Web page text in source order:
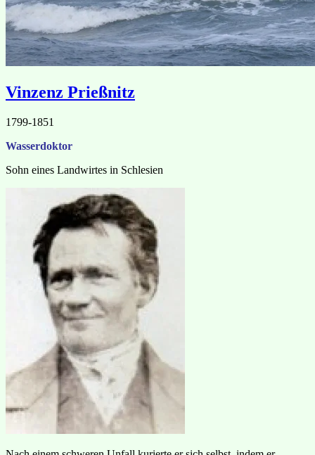
Vinzenz Prießnitz
1799-1851
Wasserdoktor
Sohn eines Landwirtes in Schlesien